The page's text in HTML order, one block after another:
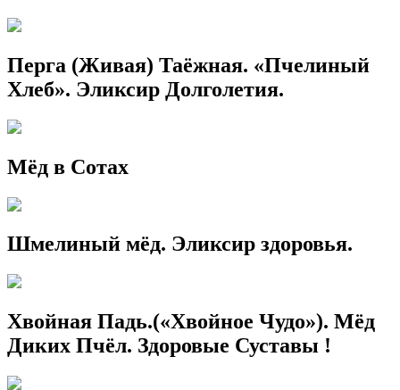
Перга (Живая) Таёжная. «Пчелиный
Хлеб». Эликсир Долголетия.
Мёд в Сотах
Шмелиный мёд. Эликсир здоровья.
Хвойная Падь.(«Хвойное Чудо»). Мёд
Диких Пчёл. Здоровые Суставы !